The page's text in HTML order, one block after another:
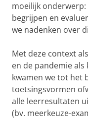
moeilijk
begrijpen en
we nadenken over
Met deze context
en de pandemie
kwamen we tot het
toetsingsvormen
alle leerresultaten
(bv. meerkeuze-